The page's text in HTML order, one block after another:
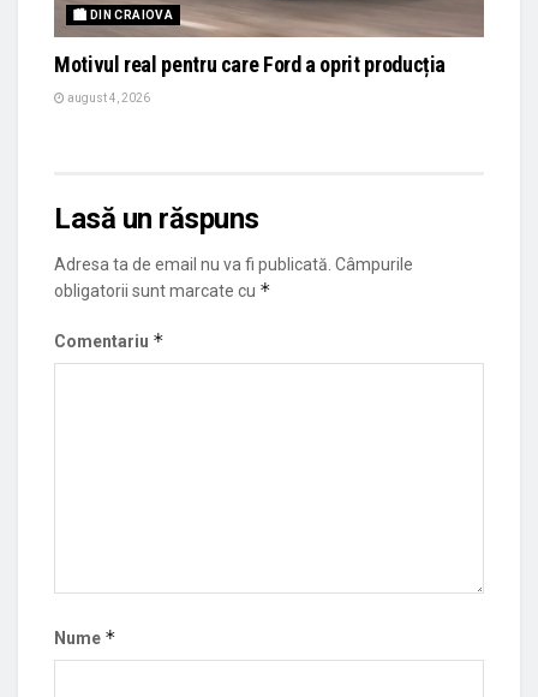
🏙 DIN CRAIOVA
Motivul real pentru care Ford a oprit producția
august 4, 2026
Lasă un răspuns
Adresa ta de email nu va fi publicată. Câmpurile
obligatorii sunt marcate cu *
Comentariu *
Nume *